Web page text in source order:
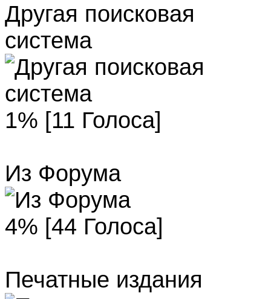
Другая поисковая
система
1% [11 Голоса]
Из Форума
4% [44 Голоса]
Печатные издания